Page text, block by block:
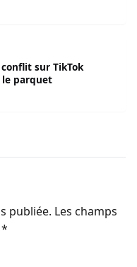
sur TikTok
parquet
publiée. Les champs
*